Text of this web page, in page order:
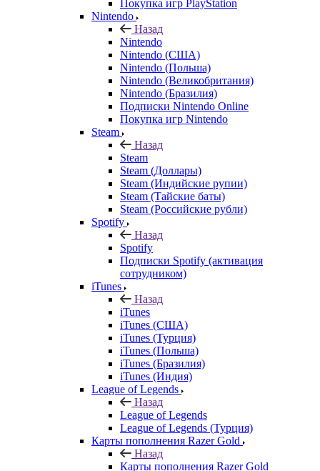
Покупка игр PlayStation
Nintendo
Назад
Nintendo
Nintendo (США)
Nintendo (Польша)
Nintendo (Великобритания)
Nintendo (Бразилия)
Подписки Nintendo Online
Покупка игр Nintendo
Steam
Назад
Steam
Steam (Доллары)
Steam (Индийские рупии)
Steam (Тайские баты)
Steam (Российские рубли)
Spotify
Назад
Spotify
Подписки Spotify (активация
сотрудником)
iTunes
Назад
iTunes
iTunes (США)
iTunes (Турция)
iTunes (Польша)
iTunes (Бразилия)
iTunes (Индия)
League of Legends
Назад
League of Legends
League of Legends (Турция)
Карты пополнения Razer Gold
Назад
Карты пополнения Razer Gold